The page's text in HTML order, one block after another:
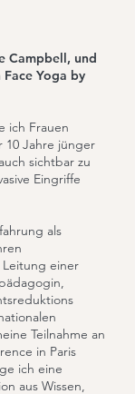
Campbell, und
Yoga by
ich Frauen
10 Jahre jünger
sichtbar zu
Eingriffe
als
einer
Teilnahme an
in Paris
ich eine
aus Wissen,